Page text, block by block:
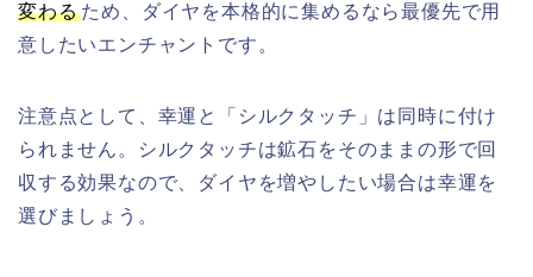
変わる ため、ダイヤを本格的に集めるなら最優先で用
意したいエンチャントです。
注意点として、幸運と「シルクタッチ」は同時に付け
られません。シルクタッチは鉱石をそのままの形で回
収する効果なので、ダイヤを増やしたい場合は幸運を
選びましょう。